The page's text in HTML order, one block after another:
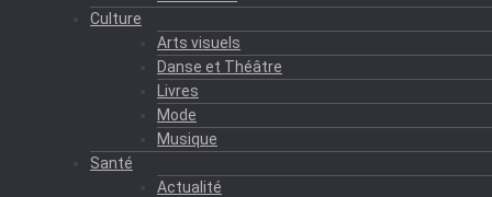
Culture
Arts visuels
Danse et Théâtre
Livres
Mode
Musique
Santé
Actualité